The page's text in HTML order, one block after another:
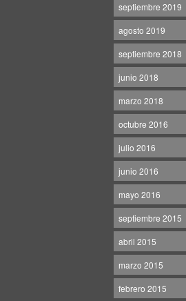
septiembre 2019
agosto 2019
septiembre 2018
junio 2018
marzo 2018
octubre 2016
julio 2016
junio 2016
mayo 2016
septiembre 2015
abril 2015
marzo 2015
febrero 2015